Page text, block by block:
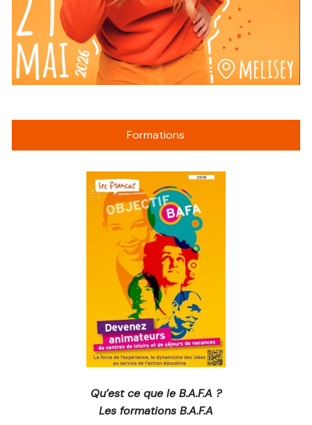
Formations
Qu’est ce que le B.A.F.A ?
Les formations B.A.F.A